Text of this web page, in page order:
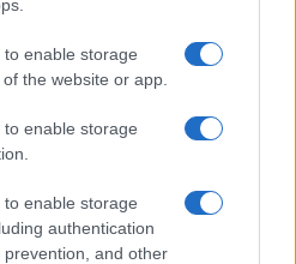
enable storage
the website or app.
enable storage
enable storage
authentication
and other
influenza la scelta di avere figli:
Usa e Argentina